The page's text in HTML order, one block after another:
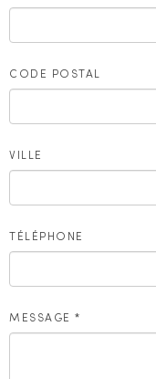
CODE POSTAL
VILLE
TÉLÉPHONE
MESSAGE *